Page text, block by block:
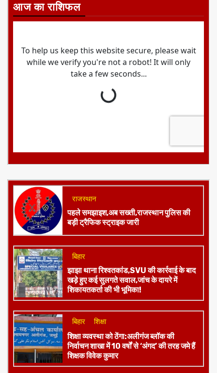
आज का राशिफल
राजस्थान
पहले समझाइश,अब सख्ती,राजस्थान पुलिस की
बड़ी ट्रैफिक स्ट्राइक जारी
बिहार
झाझा थाना रिश्वतकांड,SVU की कार्रवाई के बाद
खड़े हुए कई सुलगते सवाल,जांच के दायरे में
शिकायतकर्ता की भी भूमिका!
बिहार शिक्षा
शिक्षा व्यवस्था को ठेंगा:अलीगंज ब्लॉक की
निर्वाचन शाखा में 10 वर्षों से ‘अंगद’ की तरह जमे हैं
शिक्षक विवेक कुमार